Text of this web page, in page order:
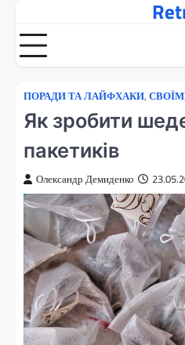
вмісту
ПОРАДИ ТА ЛАЙФХАКИ,
Як зробити
пакетиків
Олександр Демиденко